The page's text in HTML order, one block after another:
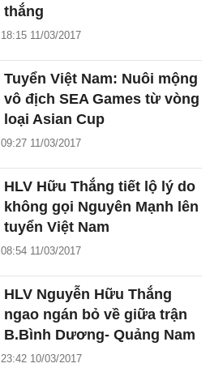
thắng
18:15 11/03/2017
Tuyển Việt Nam: Nuôi mộng
vô địch SEA Games từ vòng
loại Asian Cup
09:27 11/03/2017
HLV Hữu Thắng tiết lộ lý do
không gọi Nguyên Mạnh lên
tuyển Việt Nam
08:54 11/03/2017
HLV Nguyễn Hữu Thắng
ngao ngán bỏ về giữa trận
B.Bình Dương- Quảng Nam
23:42 10/03/2017